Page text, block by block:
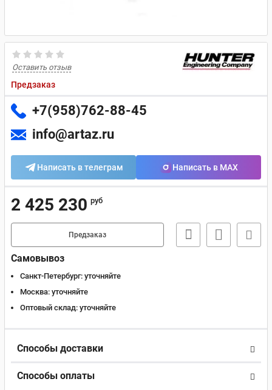
Оставить отзыв
Предзаказ
+7(958)762-88-45
info@artaz.ru
Написать в телеграм Написать в MAX
2 425 230 руб
Предзаказ
Самовывоз
Санкт-Петербург: уточняйте
Москва: уточняйте
Оптовый склад: уточняйте
Способы доставки
Способы оплаты